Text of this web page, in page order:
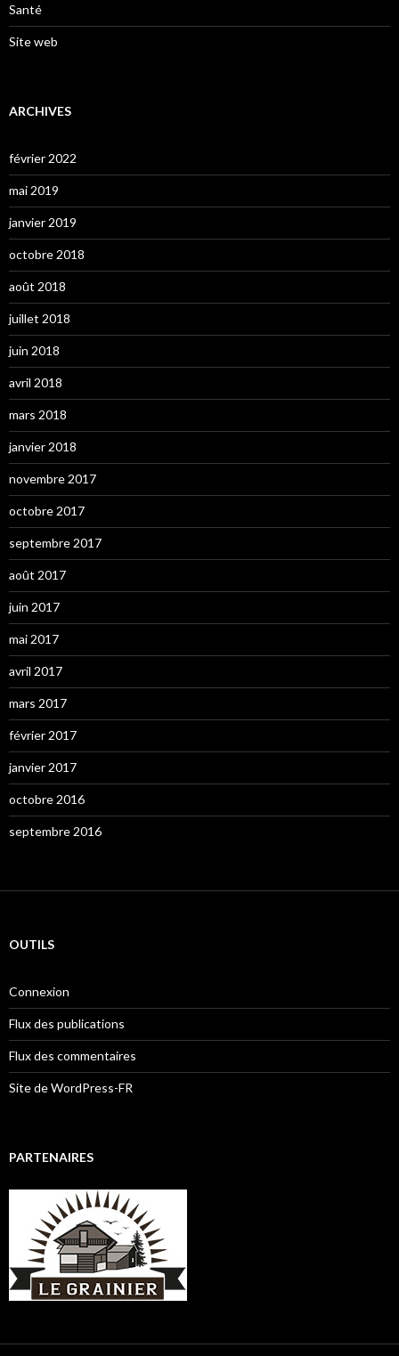
Santé
Site web
ARCHIVES
février 2022
mai 2019
janvier 2019
octobre 2018
août 2018
juillet 2018
juin 2018
avril 2018
mars 2018
janvier 2018
novembre 2017
octobre 2017
septembre 2017
août 2017
juin 2017
mai 2017
avril 2017
mars 2017
février 2017
janvier 2017
octobre 2016
septembre 2016
OUTILS
Connexion
Flux des publications
Flux des commentaires
Site de WordPress-FR
PARTENAIRES